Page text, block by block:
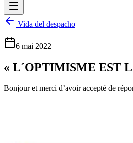
Vida del despacho
6 mai 2022
« L´OPTIMISME EST
Bonjour et merci d’avoir accepté de